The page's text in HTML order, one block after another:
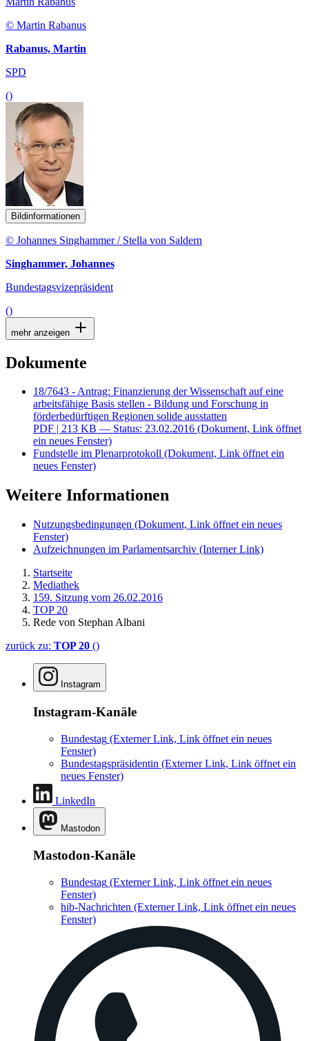
© Martin Rabanus
Rabanus, Martin
SPD
()
Bildinformationen
© Johannes Singhammer / Stella von Saldern
Singhammer, Johannes
Bundestagsvizepräsident
()
mehr anzeigen
Dokumente
18/7643 - Antrag: Finanzierung der Wissenschaft auf eine
arbeitsfähige Basis stellen - Bildung und Forschung in
förderbedürftigen Regionen solide ausstatten
PDF | 213 KB — Status: 23.02.2016 (Dokument, Link öffnet
ein neues Fenster)
Fundstelle im Plenarprotokoll (Dokument, Link öffnet ein
neues Fenster)
Weitere Informationen
Nutzungsbedingungen (Dokument, Link öffnet ein neues
Fenster)
Aufzeichnungen im Parlamentsarchiv (Interner Link)
Startseite
Mediathek
159. Sitzung vom 26.02.2016
TOP 20
Rede von Stephan Albani
zurück zu: TOP 20 ()
Instagram
Instagram-Kanäle
Bundestag (Externer Link, Link öffnet ein neues
Fenster)
Bundestagspräsidentin (Externer Link, Link öffnet ein
neues Fenster)
LinkedIn
Mastodon
Mastodon-Kanäle
Bundestag (Externer Link, Link öffnet ein neues
Fenster)
hib-Nachrichten (Externer Link, Link öffnet ein neues
Fenster)